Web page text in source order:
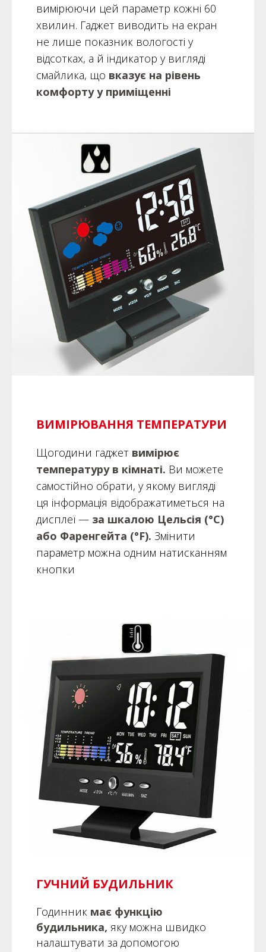
вимірюючи цей параметр кожні 60
хвилин. Гаджет виводить на екран
не лише показник вологості у
відсотках, а й індикатор у вигляді
смайлика, що вказує на рівень
комфорту у приміщенні
ВИМІРЮВАННЯ ТЕМПЕРАТУРИ
Щогодини гаджет вимірює
температуру в кімнаті. Ви можете
самостійно обрати, у якому вигляді
ця інформація відображатиметься на
дисплеї — за шкалою Цельсія (°C)
або Фаренгейта (°F). Змінити
параметр можна одним натисканням
кнопки
ГУЧНИЙ БУДИЛЬНИК
Годинник має функцію
будильника, яку можна швидко
налаштувати за допомогою